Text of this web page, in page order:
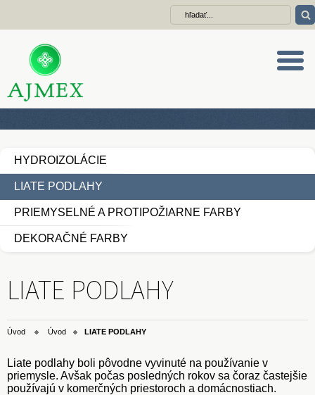
HYDROIZOLÁCIE
LIATE PODLAHY
PRIEMYSELNÉ A PROTIPOŽIARNE FARBY
DEKORAČNÉ FARBY
LIATE PODLAHY
Úvod Úvod LIATE PODLAHY
Liate podlahy boli pôvodne vyvinuté na používanie v
priemysle. Avšak počas posledných rokov sa čoraz častejšie
používajú v komerčných priestoroch a domácnostiach.